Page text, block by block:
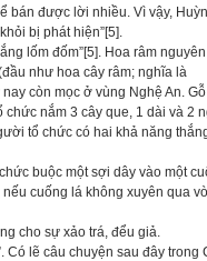
bán được lời nhiều. Vì vậy,
bị phát hiện”[5].
lốm đốm”[5]. Hoa râm
như hoa cây râm; nghĩa là
còn mọc ở vùng Nghệ An.
nắm 3 cây que, 1 dài và
tổ chức có hai khả năng
buộc một sợi dây vào một
cuống lá không xuyên qua
cho sự xảo trá, đểu giả.
lẽ câu chuyện sau đây